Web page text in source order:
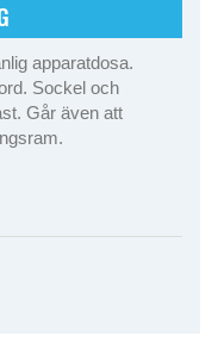
apparatdosa.
Sockel och
Går även att